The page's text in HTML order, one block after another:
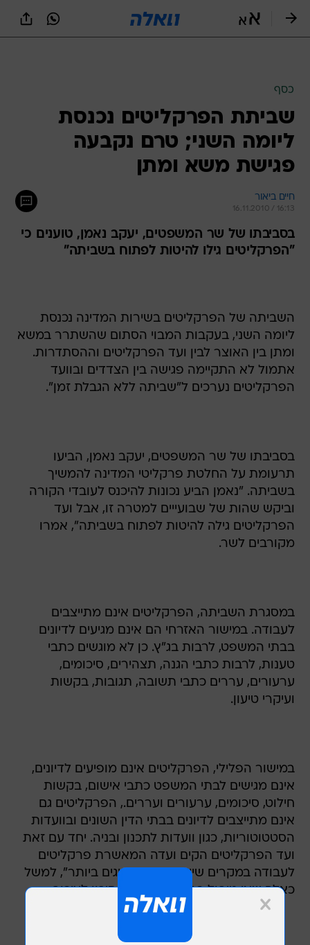
כסף
שביתת הפרקליטים נכנסת
ליומה השני; טרם נקבעה
פגישת משא ומתן
חיים ביאור
16.11.2010 / 16:13
בסביבתו של שר המשפטים, יעקב נאמן, טוענים כי
"הפרקליטים גילו להיטות לפתוח בשביתה"
השביתה של הפרקליטים בשירות המדינה נכנסת
ליומה השני, בעקבות המבוי הסתום שהשתרר במשא
ומתן בין האוצר לבין ועד הפרקליטים וההסתדרות.
אתמול לא התקיימה פגישה בין הצדדים ובוועד
הפרקליטים נערכים ל"שביתה ללא הגבלת זמן".
בסביבתו של שר המשפטים, יעקב נאמן, הביעו
תרעומת על החלטת פרקליטי המדינה להמשיך
בשביתה. "נאמן הביע נכונות להיכנס לעובדי הקורה
וביקש שהות של שבועייים למטרה זו, אבל ועד
הפרקליטים גילה להיטות לפתוח בשביתה", אמרו
מקורבים לשר.
במסגרת השביתה, הפרקליטים אינם מתייצבים
לעבודה. במישור האזרחי הם אינם מגיעים לדיונים
בבתי המשפט, לרבות בג"ץ. כן לא מוגשים כתבי
טענות, לרבות כתבי הגנה, תצהירים, סיכומים,
ערעורים, עררים כתבי תשובה, תגובות, בקשות
ועיקרי טיעון.
במישור הפלילי, הפרקליטים אינם מופיעים לדיונים,
אינם מגישים לבתי המשפט כתבי אישום, בקשות
חילוט, סיכומים, ערעורים ועררים., הפרקליטים גם
אינם מתייצבים לדיונים בבתי הדין השונים ובוועדות
הסטטוטוריות, כגון וועדות לתכנון ובניה. יחד עם זאת
ועד הפרקליטים הקים ועדה המאשרת פרקליטים
לעבודה במקרים שייראו לה כ"חריגים ביותר", למשל
כאלה שאי טיפול בהם עלול ליצור סיכון לציבור.